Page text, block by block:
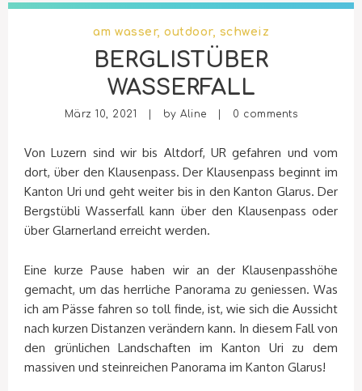
am wasser,outdoor, schweiz
BERGLISTÜBER
WASSERFALL
März 10, 2021 | byAline 0 comments
Von Luzern sind wir bis Altdorf, UR gefahren und vom
dort, über den Klausenpass. Der Klausenpass beginnt im
Kanton Uri und geht weiter bis in den Kanton Glarus. Der
Bergstübli Wasserfall kann über den Klausenpass oder
über Glarnerland erreicht werden.
Eine kurze Pause haben wir an der Klausenpasshöhe
gemacht, um das herrliche Panorama zu geniessen. Was
ich am Pässe fahren so toll finde, ist, wie sich die Aussicht
nach kurzen Distanzen verändern kann. In diesem Fall von
den grünlichen Landschaften im Kanton Uri zu dem
massiven und steinreichen Panorama im Kanton Glarus!